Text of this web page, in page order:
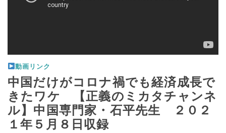
動画リンク
中国だけがコロナ禍でも経済成長で
きたワケ 【正義のミカタチャンネ
ル】中国専門家・石平先生 ２０２
１年５月８日収録